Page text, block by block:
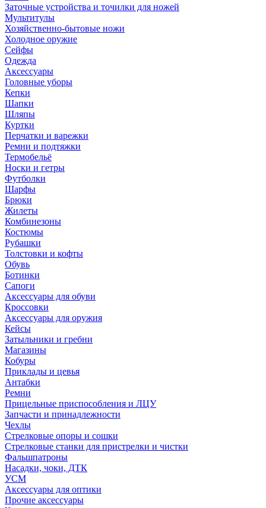
Заточные устройства и точилки для ножей
Мультитулы
Хозяйственно-бытовые ножи
Холодное оружие
Сейфы
Одежда
Аксессуары
Головные уборы
Кепки
Шапки
Шляпы
Куртки
Перчатки и варежки
Ремни и подтяжки
Термобельё
Носки и гетры
Футболки
Шарфы
Брюки
Жилеты
Комбинезоны
Костюмы
Рубашки
Толстовки и кофты
Обувь
Ботинки
Сапоги
Аксессуары для обуви
Кроссовки
Аксессуары для оружия
Кейсы
Затыльники и гребни
Магазины
Кобуры
Приклады и цевья
Антабки
Ремни
Прицельные приспособления и ЛЦУ
Запчасти и принадлежности
Чехлы
Стрелковые опоры и сошки
Стрелковые станки для пристрелки и чистки
Фальшпатроны
Насадки, чоки, ДТК
УСМ
Аксессуары для оптики
Прочие аксессуары